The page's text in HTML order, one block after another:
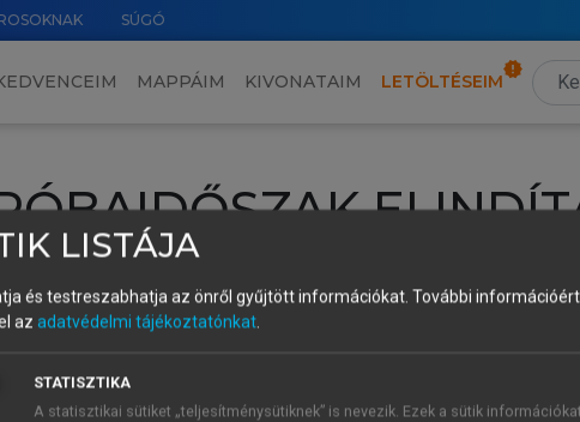
SÚGÓ
MAPPÁIM KIVONATAIM LETÖLTÉSEIM
lépj be a saját fiókoddal, iskolai azonosítóddal vagy
Új felhasználóként1 óra díjmentes hozzáférésrevagy
elindításához,
vagy hozz
A regisztráció után a
LISTÁJA
és testreszabhatja az önről gyűjtött információkat. További
az adatvédelmi tájékoztatónkat.
STATISZTIKA
A statisztikai sütiket „teljesítménysütiknek” is nevezik. Ezek a sütik